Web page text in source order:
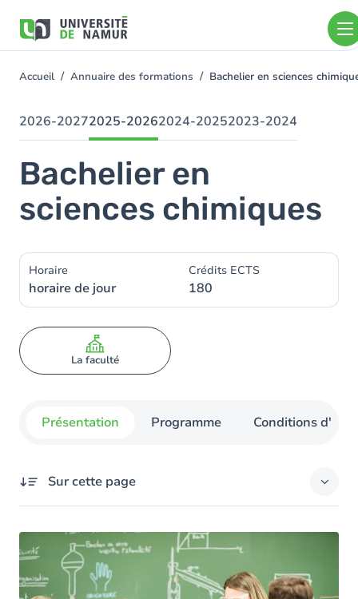
contenu
You
here
Accueil Annuaire des formations Bachelier en sciences
2026-20272025-20262024-20252023-2024
Bachelier en
sciences chimiques
Horaire
horaire de jour
Crédits ECTS
180
La faculté
Présentation Programme Conditions
Sur cette page
Vous partez sur de bonnes bases
Méthodes d’enseignement